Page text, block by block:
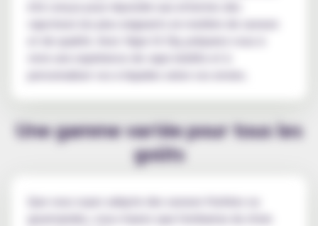
été conçus pour répondre aux attentes des
vapoteurs les plus exigeants en matière de saveurs
vivre une expérience de vape inédite et à
personnaliser vos e-liquides selon vos envies.
Une gamme variée pour tous les
goûts
Que vous soyez adepte des saveurs fruitées ou
gourmandes, vous n'aurez que l'embarras du choix